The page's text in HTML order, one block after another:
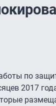
по
2017